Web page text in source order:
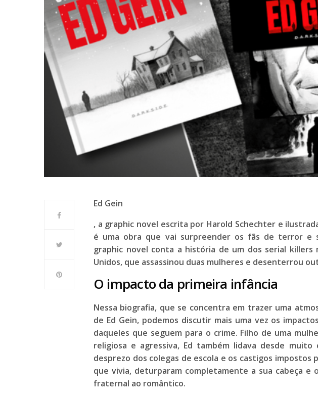
Ed Gein
, a graphic novel escrita por Harold Schechtere
é uma obra que vai surpreender os fãs de terror e
graphic novel conta a história de um dos serial killers
Unidos, que assassinou duas mulheres e desenterrou
O impacto da primeira infância
Nessa biografia, que se concentra em trazer uma
de Ed Gein, podemos discutir mais uma vez os
daqueles que seguem para o crime. Filho de uma
religiosa e agressiva, Ed também lidava desde
desprezo dos colegas de escola e os castigos impostos
que vivia, deturparam completamente a sua cabeça e
fraternal ao romântico.